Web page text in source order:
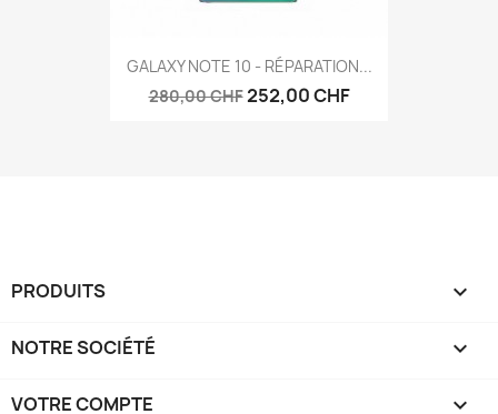
GALAXY NOTE 10 - RÉPARATION...
280,00 CHF252,00 CHF
PRODUITS 
NOTRE SOCIÉTÉ 
VOTRE COMPTE 